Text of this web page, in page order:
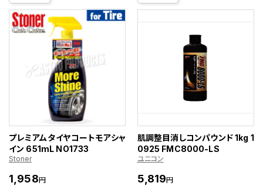
プレミアムタイヤコートモアシャ
イン 651mL NO1733
Stoner
1,958円
肌調整目消しコンパウンド 1kg 1
0925 FMC8000-LS
ユニコン
5,819円